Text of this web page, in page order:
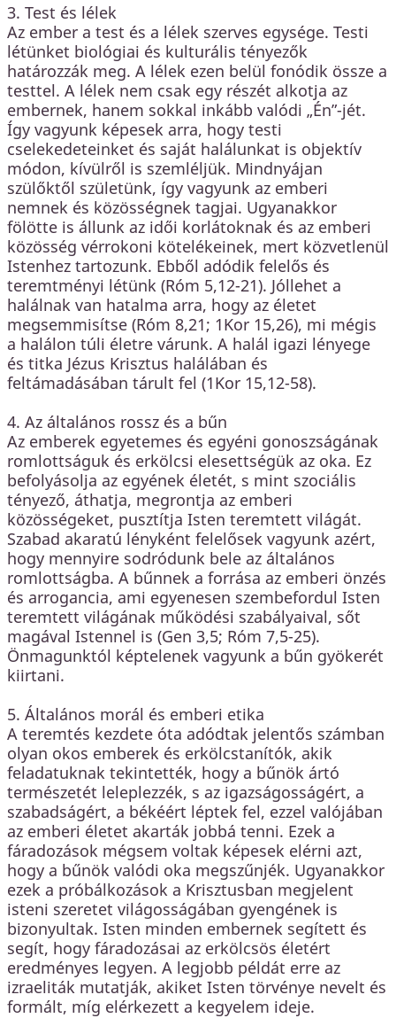
3. Test és lélek
Az ember a test és a lélek szerves egysége. Testi
létünket biológiai és kulturális tényezők
határozzák meg. A lélek ezen belül fonódik össze a
testtel. A lélek nem csak egy részét alkotja az
embernek, hanem sokkal inkább valódi „Én”-jét.
Így vagyunk képesek arra, hogy testi
cselekedeteinket és saját halálunkat is objektív
módon, kívülről is szemléljük. Mindnyájan
szülőktől születünk, így vagyunk az emberi
nemnek és közösségnek tagjai. Ugyanakkor
fölötte is állunk az idői korlátoknak és az emberi
közösség vérrokoni kötelékeinek, mert közvetlenül
Istenhez tartozunk. Ebből adódik felelős és
teremtményi létünk (Róm 5,12-21). Jóllehet a
halálnak van hatalma arra, hogy az életet
megsemmisítse (Róm 8,21; 1Kor 15,26), mi mégis
a halálon túli életre várunk. A halál igazi lényege
és titka Jézus Krisztus halálában és
feltámadásában tárult fel (1Kor 15,12-58).
4. Az általános rossz és a bűn
Az emberek egyetemes és egyéni gonoszságának
romlottságuk és erkölcsi elesettségük az oka. Ez
befolyásolja az egyének életét, s mint szociális
tényező, áthatja, megrontja az emberi
közösségeket, pusztítja Isten teremtett világát.
Szabad akaratú lényként felelősek vagyunk azért,
hogy mennyire sodródunk bele az általános
romlottságba. A bűnnek a forrása az emberi önzés
és arrogancia, ami egyenesen szembefordul Isten
teremtett világának működési szabályaival, sőt
magával Istennel is (Gen 3,5; Róm 7,5-25).
Önmagunktól képtelenek vagyunk a bűn gyökerét
kiirtani.
5. Általános morál és emberi etika
A teremtés kezdete óta adódtak jelentős számban
olyan okos emberek és erkölcstanítók, akik
feladatuknak tekintették, hogy a bűnök ártó
természetét leleplezzék, s az igazságosságért, a
szabadságért, a békéért léptek fel, ezzel valójában
az emberi életet akarták jobbá tenni. Ezek a
fáradozások mégsem voltak képesek elérni azt,
hogy a bűnök valódi oka megszűnjék. Ugyanakkor
ezek a próbálkozások a Krisztusban megjelent
isteni szeretet világosságában gyengének is
bizonyultak. Isten minden embernek segített és
segít, hogy fáradozásai az erkölcsös életért
eredményes legyen. A legjobb példát erre az
izraeliták mutatják, akiket Isten törvénye nevelt és
formált, míg elérkezett a kegyelem ideje.